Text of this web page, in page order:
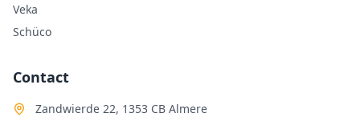
Veka
Schüco
Contact
Zandwierde 22, 1353 CB Almere